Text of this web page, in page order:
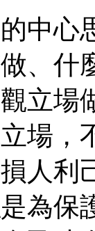
心
、什
立場
場，
人利
為保